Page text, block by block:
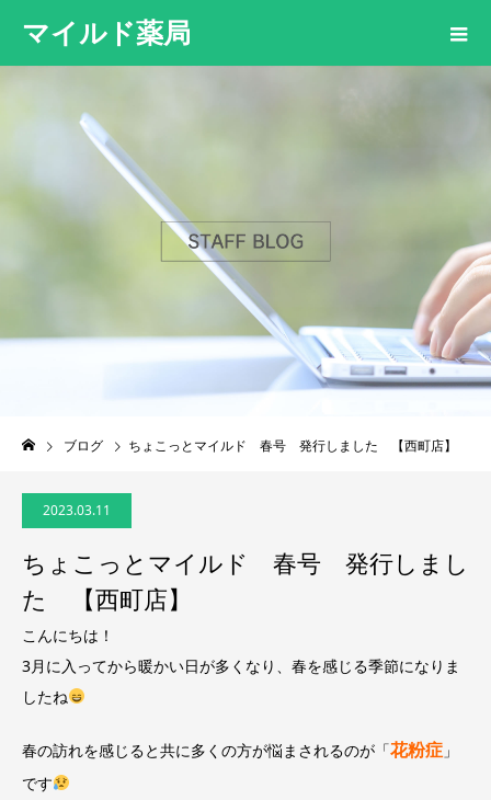
マイルド薬局
ブログ ちょこっとマイルド 春号 発行しました 【西町店】
2023.03.11
ちょこっとマイルド 春号 発行しまし
た 【西町店】
こんにちは！
3月に入ってから暖かい日が多くなり、春を感じる季節になりま
したね
春の訪れを感じると共に多くの方が悩まされるのが「花粉症 」
です